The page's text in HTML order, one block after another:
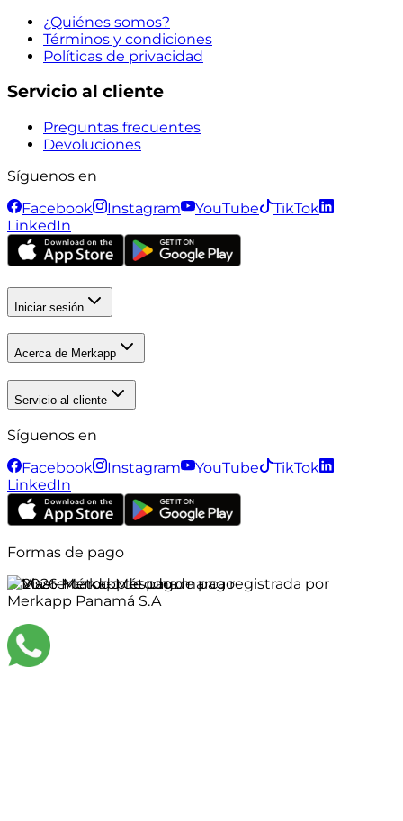
¿Quiénes somos?
Términos y condiciones
Políticas de privacidad
Servicio al cliente
Preguntas frecuentes
Devoluciones
Síguenos en
Facebook
Instagram YouTube
TikTok
LinkedIn
Iniciar sesión
Acerca de Merkapp
Servicio al cliente
Síguenos en
Facebook
Instagram YouTube
TikTok
LinkedIn
Formas de pago
©2026Merkapp es una marca registrada por
Merkapp Panamá S.A